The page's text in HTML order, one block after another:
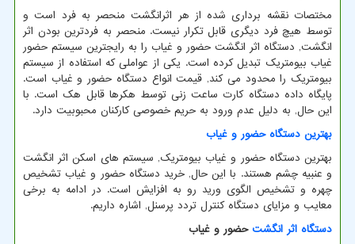
مختصات نقشه برداری شده از هر اثرانگشت منحصر به فرد است و
توسط هیچ فرد دیگری قابل تکرار نیست. منحصر به فردترین بودن اثر
انگشت, دستگاه اثر انگشت حضور و غیاب را به رایجترین سیستم حضور
غیاب بیومتریک تبدیل کرده است. یکی از عواملی که استفاده از سیستم
بیومتریک را محدود می کند, قیمت انواع دستگاه حضور و غیاب است.
پایگاه داده دستگاه کارت ساعت زنی توسط هکرها قابل هک است. با
این حال, به دلیل عدم ورود به حریم خصوصی کارکنان محبوبیت دارد.
بهترین دستگاه حضور و غیاب
بهترین دستگاه حضور و غیاب بیومتریک, سیستم های اسکن اثر انگشت
و عنبیه چشم هستند. با این حال, خرید دستگاه حضور و غیاب تشخیص
چهره و تشخیص الگوی ورید رو به افزایش است. در ادامه به برخی
معایب و مزایای دستگاه کنترل تردد پرسنل, اشاره داریم.
دستگاه اثر انگشت حضور و غیاب